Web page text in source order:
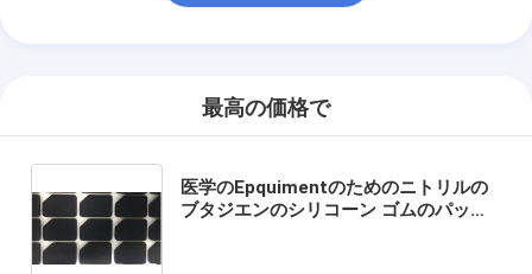
最高の価格で
医学のEpquimentのためのニトリルの
ブタジエンのシリコーン ゴムのパッド